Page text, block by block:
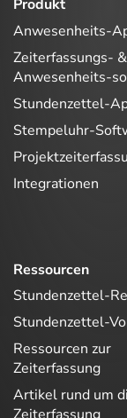
Produkt
Anwesenheits-
Zeiterfassungs- &
Anwesenheits-
Stundenzettel-
Stempeluhr-
Integrationen
Ressourcen
Stundenzettel-
Stundenzettel-
Ressourcen zur
Zeiterfassung
Artikel rund um